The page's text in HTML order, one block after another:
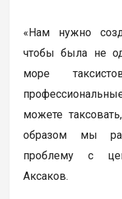
«Нам нужно
чтобы была не
море
можете
образом мы
проблему с
Аксаков.